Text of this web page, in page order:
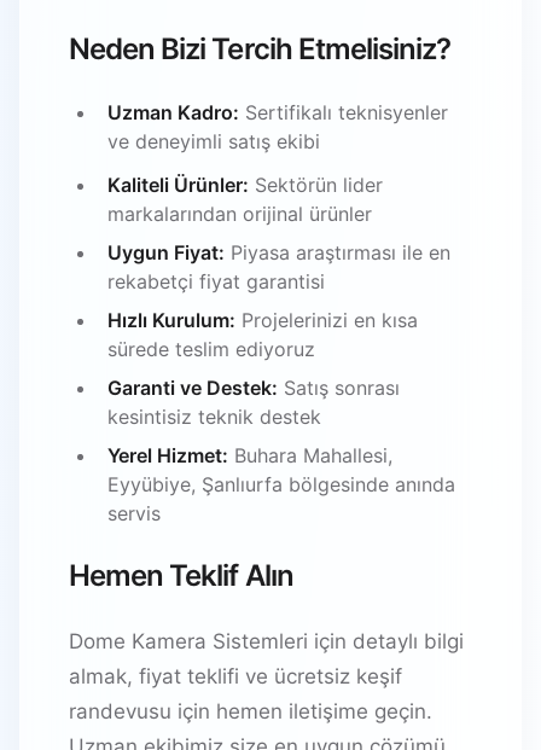
Neden Bizi Tercih Etmelisiniz?
Uzman Kadro: Sertifikalı teknisyenler
ve deneyimli satış ekibi
Kaliteli Ürünler: Sektörün lider
markalarından orijinal ürünler
Uygun Fiyat: Piyasa araştırması ile en
rekabetçi fiyat garantisi
Hızlı Kurulum: Projelerinizi en kısa
sürede teslim ediyoruz
Garanti ve Destek: Satış sonrası
kesintisiz teknik destek
Yerel Hizmet: Buhara Mahallesi,
Eyyübiye, Şanlıurfa bölgesinde anında
servis
Hemen Teklif Alın
Dome Kamera Sistemleri için detaylı bilgi
almak, fiyat teklifi ve ücretsiz keşif
randevusu için hemen iletişime geçin.